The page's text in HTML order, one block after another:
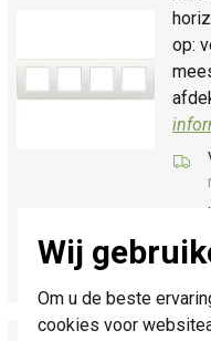
Wij
Om u de beste
cookies voor
op: